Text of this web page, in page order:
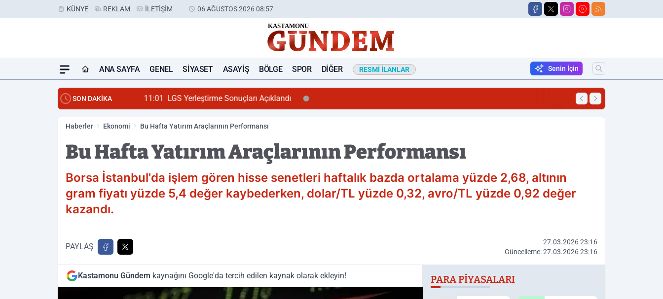
KÜNYE REKLAM İLETIŞIM 06 AĞUSTOS 2026 08:57
ANA SAYFA GENEL SIYASET ASAYIŞ BÖLGE SPOR DIĞER RESMI İLANLAR Senin İçin
SON DAKİKA 11:01 LGS Yerleştirme Sonuçları Açıklandı 16:47 Korkutan Yangın!
Haberler Ekonomi Bu Hafta Yatırım Araçlarının Performansı
Bu Hafta Yatırım Araçlarının Performansı
Borsa İstanbul'da işlem gören hisse senetleri haftalık bazda ortalama yüzde 2,68, altının
gram fiyatı yüzde 5,4 değer kaybederken, dolar/TL yüzde 0,32, avro/TL yüzde 0,92 değer
kazandı.
PAYLAŞ
27.03.2026 23:16
Güncelleme: 27.03.2026 23:16
Kastamonu Gündem kaynağını Google'da tercih edilen kaynak olarak ekleyin! PARA PIYASALARI